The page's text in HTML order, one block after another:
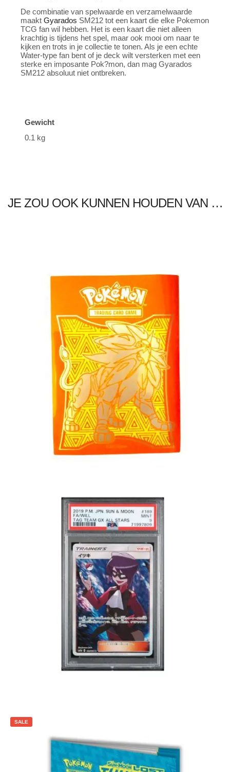
De combinatie van spelwaarde en verzamelwaarde
maakt Gyarados SM212 tot een kaart die elke Pokemon
TCG fan wil hebben. Het is een kaart die niet alleen
krachtig is tijdens het spel, maar ook mooi om naar te
kijken en trots in je collectie te tonen. Als je een echte
Water-type fan bent of je deck wilt versterken met een
sterke en imposante Pok?mon, dan mag Gyarados
SM212 absoluut niet ontbreken.
Gewicht
0.1 kg
JE ZOU OOK KUNNEN HOUDEN VAN …
€1.00
€49.95
SALE